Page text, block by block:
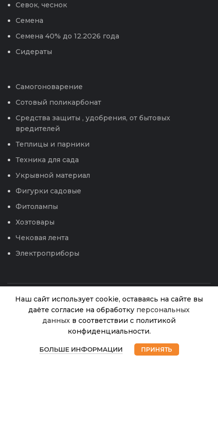
Севок, чеснок
Семена
Семена 40% до 12.2026 года
Сидераты
Самогоноварение
Сотовый поликарбонат
Средства защиты , удобрения, от бытовых
вредителей
Теплицы и парники
Техника для сада
Укрывной материал
Фигурки садовые
Фитолампы
Хозтовары
Чековая лента
Электроприборы
Интернет магазин Успех. ИП Хрипунов Сергей
Наш сайт использует cookie, оставаясь на сайте вы
даёте согласие на обработку персональных
данных в соответствии с политикой
конфиденциальности.
БОЛЬШЕ ИНФОРМАЦИИ ПРИНЯТЬ
Дихлофос Варан
универсальный
680мл зеленый (Сиб)
345.00₽
Нет в
Магазин Избранное Корзина Мой аккаунт